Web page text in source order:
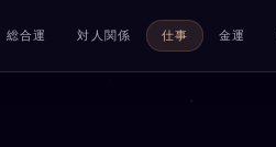
総合運 対人関係 仕事 金運